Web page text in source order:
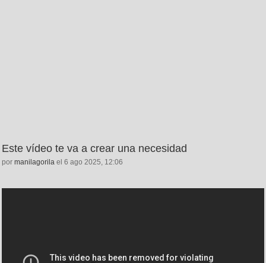
Este vídeo te va a crear una necesidad
por manilagorila el 6 ago 2025, 12:06